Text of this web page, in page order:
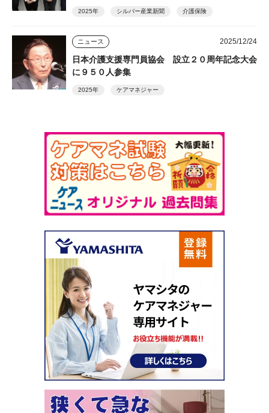
2025年 シルバー産業新聞 介護保険
ニュース 2025/12/24
日本介護支援専門員協会 設立２０周年記念大会
に９５０人参集
2025年 ケアマネジャー